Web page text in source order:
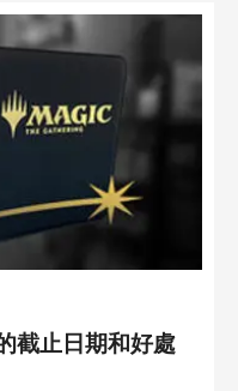
截止日期和好處